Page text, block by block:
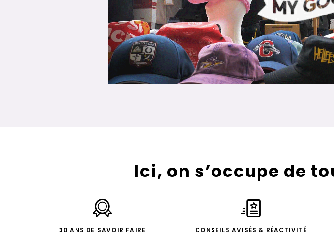
Ici, on s’occupe de
30 ANS DE SAVOIR FAIRE
CONSEILS AVISÉS & RÉACTIVITÉ